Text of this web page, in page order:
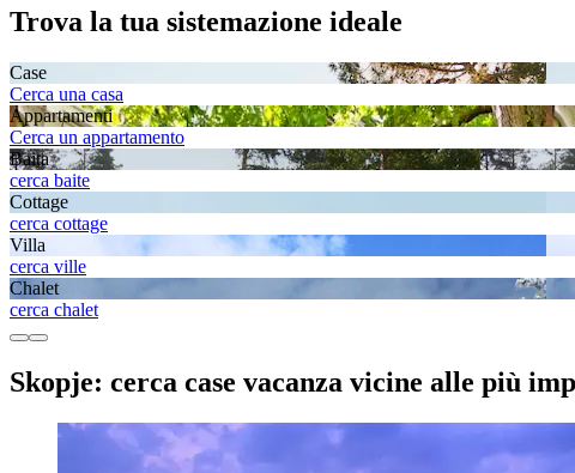
Trova la tua sistemazione ideale
Case
Cerca una casa
Appartamenti
Cerca un appartamento
Baita
cerca baite
Cottage
cerca cottage
Villa
cerca ville
Chalet
cerca chalet
Skopje: cerca case vacanza vicine alle più